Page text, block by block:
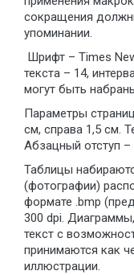
сокращения
упоминании.
Шрифт – Times
текста – 14,
могут быть
Параметры
см, справа 1,5 см.
Абзацный отступ –
Таблицы
(фотографии)
формате .bmp
300 dpi.
текст с
принимаются как
иллюстрации.